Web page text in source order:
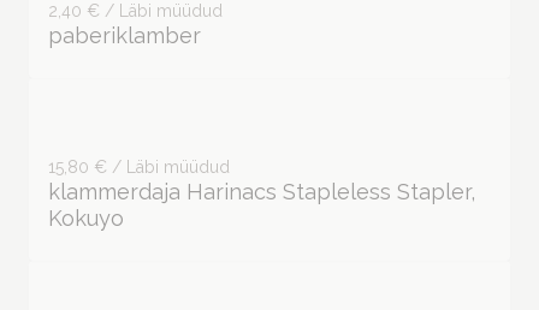
2,40 € / Läbi müüdud
paberiklamber
15,80 € / Läbi müüdud
klammerdaja Harinacs Stapleless Stapler,
Kokuyo